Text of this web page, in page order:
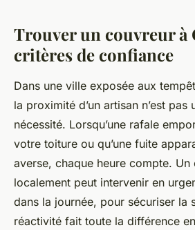
Trouver un couvreur à
critères de confiance
Dans une ville exposée aux
la proximité d’un artisan n’est pas
nécessité. Lorsqu’une rafale
votre toiture ou qu’une fuite
averse, chaque heure compte. Un
localement peut intervenir en
dans la journée, pour sécuriser la
réactivité fait toute la différence